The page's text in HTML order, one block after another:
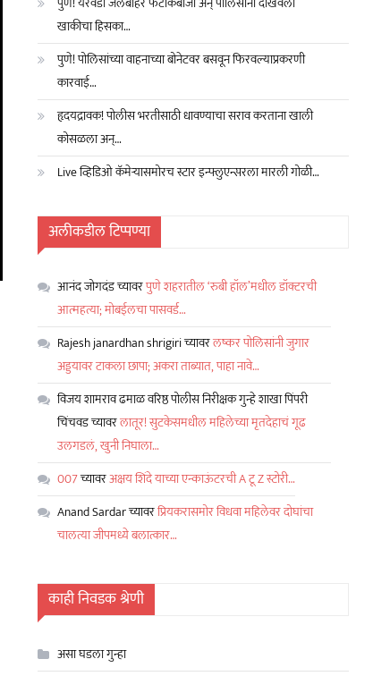
खाकीचा हिसका…
पुणे! पोलिसांच्या वाहनाच्या बोनेटवर बसवून फिरवल्याप्रकरणी
कारवाई…
हृदयद्रावक! पोलीस भरतीसाठी धावण्याचा सराव करताना खाली
कोसळला अन्…
Live व्हिडिओ कॅमेऱ्यासमोरच स्टार इन्फ्लुएन्सरला मारली गोळी…
अलीकडील टिप्पण्या
आनंद जोगदंडच्यावरपुणे शहरातील ‘रुबी हॉल’मधील डॉक्टरची
आत्महत्या; मोबईलचा पासवर्ड…
Rajesh janardhan shrigiriच्यावरलष्कर पोलिसांनी जुगार
अड्डयावर टाकला छापा; अकरा ताब्यात, पाहा नावे…
विजय शामराव ढमाळ वरिष्ठ पोलीस निरीक्षक गुन्हे शाखा पिंपरी
चिंचवडच्यावरलातूर! सुटकेसमधील महिलेच्या मृतदेहाचं गूढ
उलगडलं, खुनी निघाला…
007च्यावरअक्षय शिंदे याच्या एन्काऊंटरची A टू Z स्टोरी…
Anand Sardarच्यावरप्रियकरासमोर विधवा महिलेवर दोघांचा
चालत्या जीपमध्ये बलात्कार…
काही निवडक श्रेणी
असा घडला गुन्हा